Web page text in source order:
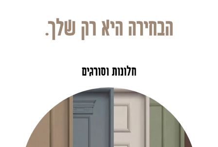
הבחירה היא רק שלך.
חלונות וסורגים